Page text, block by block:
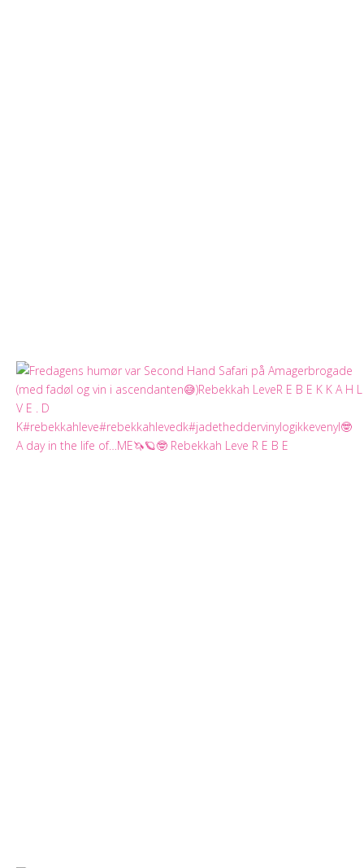
A day in the life of…ME🦄🪐🤓 Rebekkah Leve R E B E